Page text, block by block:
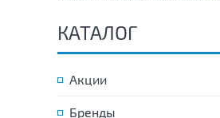
КАТАЛОГ
Акции
Бренды